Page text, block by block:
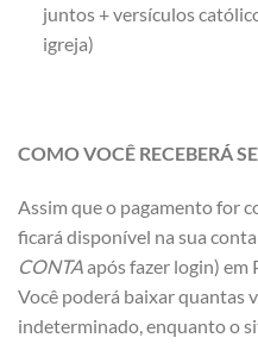
juntos + versículos
igreja)
COMO VOCÊ RECEBERÁ
Assim que o pagamento for
ficará disponível na sua
CONTAapós fazer login) em
Você poderá baixar quantas
indeterminado, enquanto o